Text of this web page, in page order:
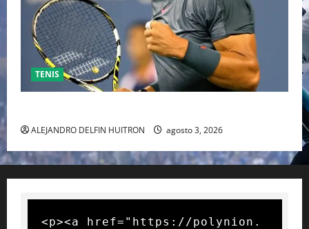
TENIS
ALEJANDRO DELFIN HUITRON agosto 3, 2026
<p><a href="https://polynion.